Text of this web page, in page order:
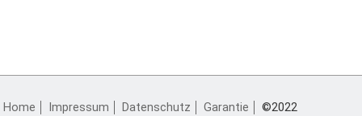
Home Impressum Datenschutz Garantie
©2022